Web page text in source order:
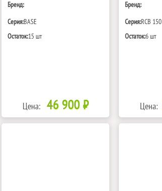
Бренд:
Серия:BASE
Остаток:15 шт
Цена: 46 900 ₽
Бренд:
Серия:RCB 150
Остаток:6 шт
Цена: